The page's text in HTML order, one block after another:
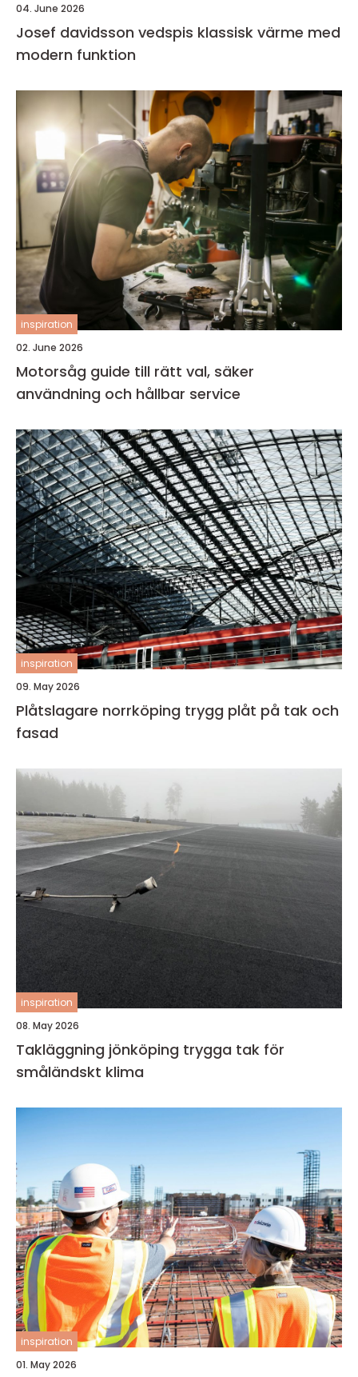
04. June 2026
Josef davidsson vedspis klassisk värme med
modern funktion
inspiration
02. June 2026
Motorsåg guide till rätt val, säker
användning och hållbar service
inspiration
09. May 2026
Plåtslagare norrköping trygg plåt på tak och
fasad
inspiration
08. May 2026
Takläggning jönköping trygga tak för
småländskt klima
inspiration
01. May 2026